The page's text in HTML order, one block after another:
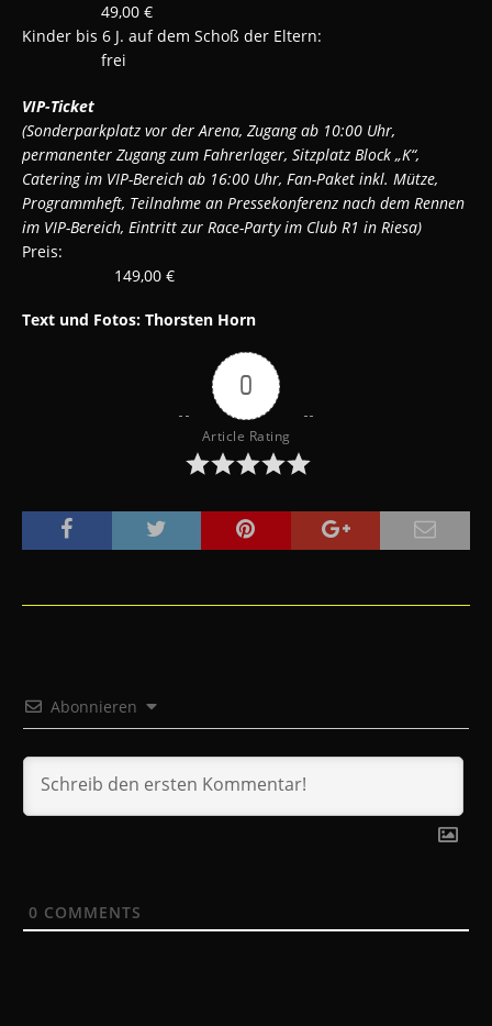
49,00 €
Kinder bis 6 J. auf dem Schoß der Eltern:
frei
VIP-Ticket
(Sonderparkplatz vor der Arena, Zugang ab 10:00 Uhr,
permanenter Zugang zum Fahrerlager, Sitzplatz Block „K“,
Catering im VIP-Bereich ab 16:00 Uhr, Fan-Paket inkl. Mütze,
Programmheft, Teilnahme an Pressekonferenz nach dem Rennen
im VIP-Bereich, Eintritt zur Race-Party im Club R1 in Riesa)
Preis:
149,00 €
Text und Fotos: Thorsten Horn
0
Article Rating
Abonnieren
0 COMMENTS